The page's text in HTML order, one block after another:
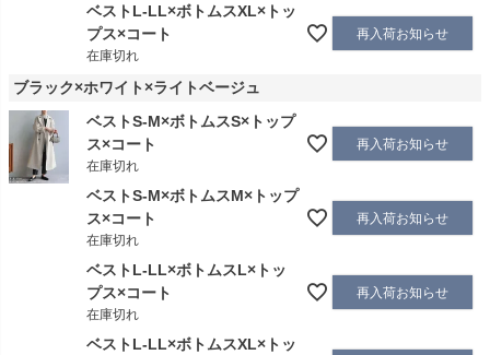
ベストL-LL×ボトムスXL×トッ
プス×コート
在庫切れ
再入荷お知らせ
ブラック×ホワイト×ライトベージュ
ベストS-M×ボトムスS×トップ
ス×コート
在庫切れ
再入荷お知らせ
ベストS-M×ボトムスM×トップ
ス×コート
在庫切れ
再入荷お知らせ
ベストL-LL×ボトムスL×トッ
プス×コート
在庫切れ
再入荷お知らせ
ベストL-LL×ボトムスXL×トッ